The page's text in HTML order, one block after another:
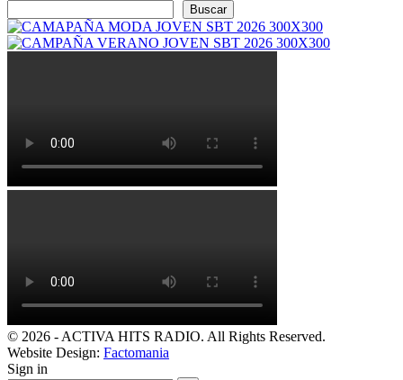
Buscar
© 2026 - ACTIVA HITS RADIO. All Rights Reserved.
Website Design: Factomania
Sign in